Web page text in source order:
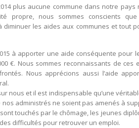
plus aucune commune dans notre pays
propre, nous sommes conscients
diminuer les aides aux communes et tout
à apporter une aide conséquente pour
€. Nous sommes reconnaissants de ces
Nous apprécions aussi l’aide
nous et il est indispensable qu’une
administrés ne soient pas amenés à
touchés par le chômage, les jeunes
difficultés pour retrouver un emploi.